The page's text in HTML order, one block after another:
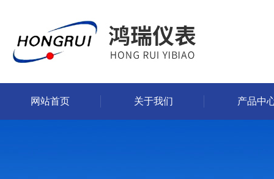
网站首页 关于我们 产品中